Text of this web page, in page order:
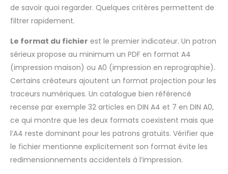
de savoir quoi regarder. Quelques critères permettent de
filtrer rapidement.
Le format du fichier est le premier indicateur. Un patron
sérieux propose au minimum un PDF en format A4
(impression maison) ou A0 (impression en reprographie).
Certains créateurs ajoutent un format projection pour les
traceurs numériques. Un catalogue bien référencé
recense par exemple 32 articles en DIN A4 et 7 en DIN A0,
ce qui montre que les deux formats coexistent mais que
l’A4 reste dominant pour les patrons gratuits. Vérifier que
le fichier mentionne explicitement son format évite les
redimensionnements accidentels à l’impression.